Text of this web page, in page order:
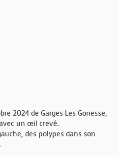
2024 de Garges Les Gonesse,
un œil crevé.
des polypes dans son